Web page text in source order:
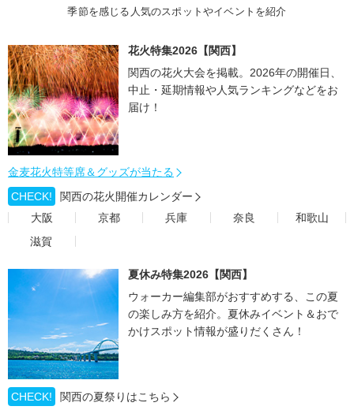
季節を感じる人気のスポットやイベントを紹介
花火特集2026【関西】
関西の花火大会を掲載。2026年の開催日、
中止・延期情報や人気ランキングなどをお
届け！
金麦花火特等席＆グッズが当たる
CHECK!
関西の花火開催カレンダー
大阪
京都 兵庫 奈良
和歌山
滋賀
夏休み特集2026【関西】
ウォーカー編集部がおすすめする、この夏
の楽しみ方を紹介。夏休みイベント＆おで
かけスポット情報が盛りだくさん！
CHECK!
関西の夏祭りはこちら